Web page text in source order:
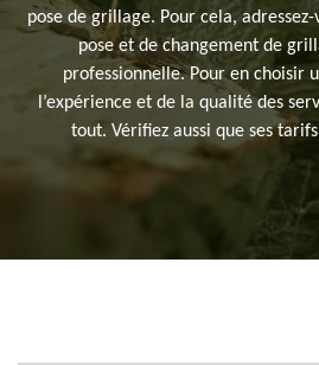
pose de grillage. Pour cela,
pose et de changement de
professionnelle. Pour en choisir
l’expérience et de la qualité des
tout. Vérifiez aussi que ses